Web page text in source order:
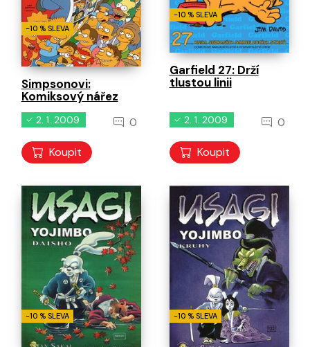
-10 % SLEVA
Simpsonovi:
Komiksový nářez
2. 1. 2009 0
Koupit
-10 % SLEVA
Garfield 27: Drží
tlustou linii
2. 1. 2009 0
Koupit
-10 % SLEVA -10 % SLEVA